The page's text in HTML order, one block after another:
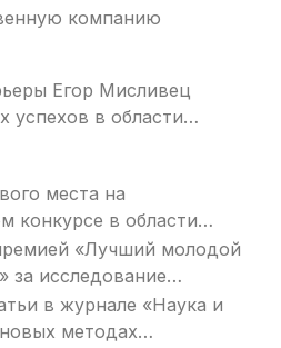
компанию
Егор Мисливец
успехов в области…
места на
конкурсе в области…
«Лучший молодой
за исследование…
в журнале «Наука и
методах…